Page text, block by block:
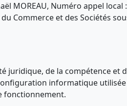
MOREAU, Numéro appel local
Commerce et des Sociétés
de la compétence et
informatique
fonctionnement.